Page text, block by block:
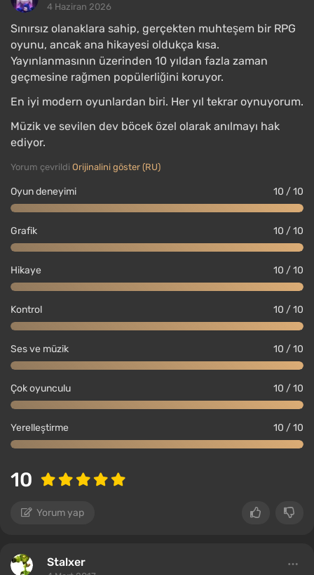
4 Haziran 2026
Sınırsız olanaklara sahip, gerçekten muhteşem bir RPG
oyunu, ancak ana hikayesi oldukça kısa.
Yayınlanmasının üzerinden 10 yıldan fazla zaman
geçmesine rağmen popülerliğini koruyor.
En iyi modern oyunlardan biri. Her yıl tekrar oynuyorum.
Müzik ve sevilen dev böcek özel olarak anılmayı hak
ediyor.
Yorum çevrildi Orijinalini göster (RU)
Oyun deneyimi 10 / 10
Grafik 10 / 10
Hikaye 10 / 10
Kontrol 10 / 10
Ses ve müzik 10 / 10
Çok oyunculu 10 / 10
Yerelleştirme 10 / 10
10
Yorum yap
Stalxer